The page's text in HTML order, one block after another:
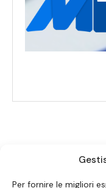
Per fornire le migliori